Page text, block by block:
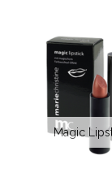
Magic